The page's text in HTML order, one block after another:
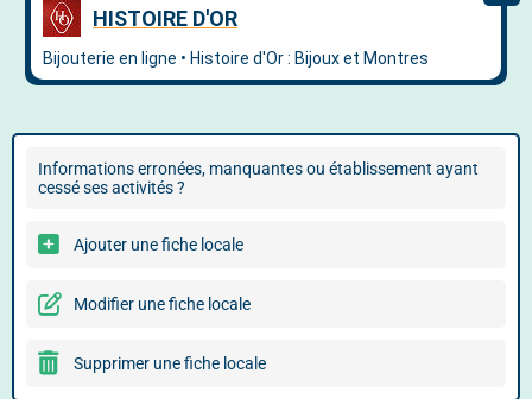
Informations erronées, manquantes ou établissement ayant
cessé ses activités ?
Ajouter une fiche locale
Modifier une fiche locale
Supprimer une fiche locale